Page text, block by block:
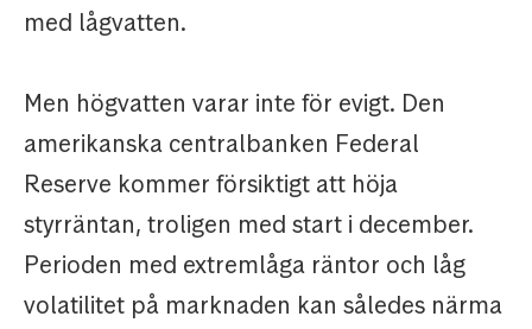
med lågvatten.
Men högvatten varar inte för evigt. Den
amerikanska centralbanken Federal
Reserve kommer försiktigt att höja
styrräntan, troligen med start i december.
Perioden med extremlåga räntor och låg
volatilitet på marknaden kan således närma